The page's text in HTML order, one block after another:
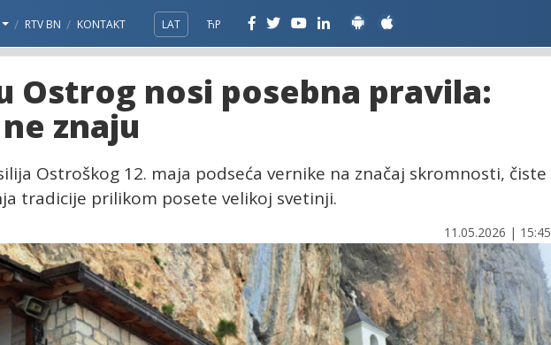
RTV BN KONTAKT LAT ЋР
Ostrog nosi posebna pravila:
znaju
Ostroškog 12. maja podseća vernike na značaj skromnosti, čiste
tradicije prilikom posete velikoj svetinji.
11.05.2026 | 15:45